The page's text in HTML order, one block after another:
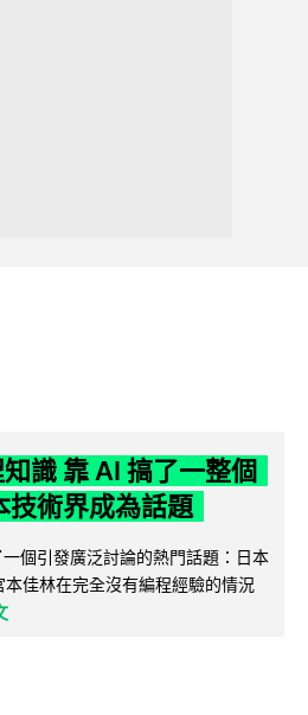
識 靠 AI 搞了一整個
技術界成為話題
個引發廣泛討論的熱門話題：日本
佳林在完全沒有編程經驗的情況